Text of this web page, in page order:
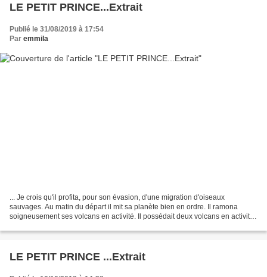
LE PETIT PRINCE...Extrait
Publié le 31/08/2019 à 17:54
Par emmila
... Je crois qu'il profita, pour son évasion, d'une migration d'oiseaux
sauvages. Au matin du départ il mit sa planète bien en ordre. Il ramona
soigneusement ses volcans en activité. Il possédait deux volcans en activité.
LE PETIT PRINCE ...Extrait